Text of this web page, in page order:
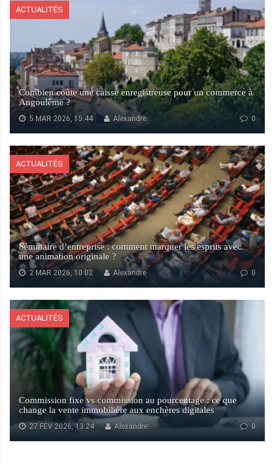
ACTUALITÉS
Combien coûte une caisse enregistreuse pour un commerce à
Angoulême ?
5 MAR 2026, 15:44 0
Alexandre
ACTUALITÉS
Séminaire d’entreprise : comment marquer les esprits avec
une animation originale ?
2 MAR 2026, 10:02 0
Alexandre
ACTUALITÉS
Commission fixe vs commission au pourcentage : ce que
change la vente immobilière aux enchères digitales
27 FÉV 2026, 13:24 0
Alexandre